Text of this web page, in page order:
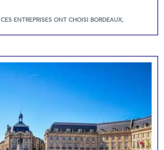
CES ENTREPRISES ONT CHOISI BORDEAUX,